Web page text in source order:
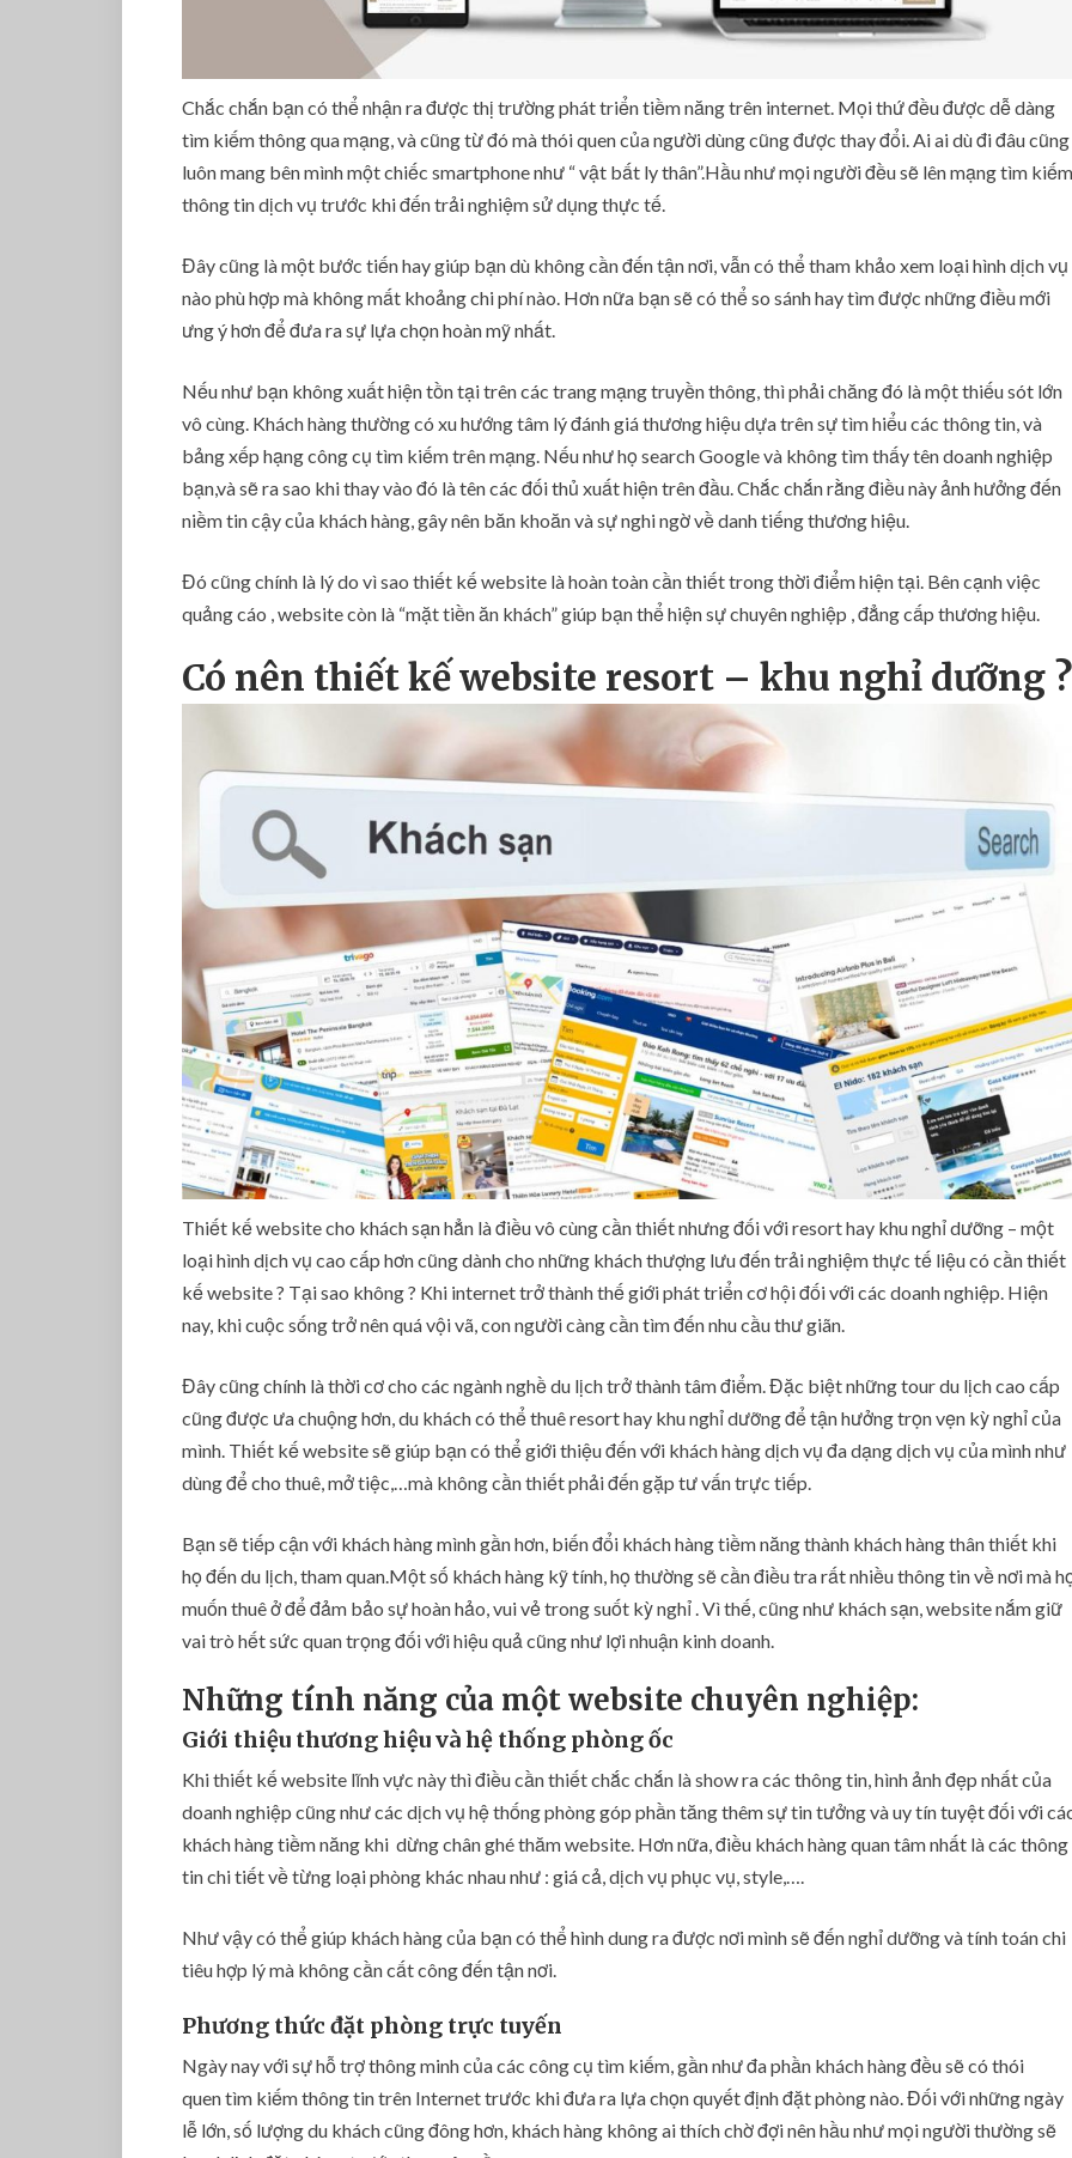
Chắc chắn bạn có thể nhận ra được thị trường phát triển tiềm năng trên internet. Mọi thứ đều được dễ dàng
tìm kiếm thông qua mạng, và cũng từ đó mà thói quen của người dùng cũng được thay đổi. Ai ai dù đi đâu cũng
luôn mang bên mình một chiếc smartphone như “ vật bất ly thân”.Hầu như mọi người đều sẽ lên mạng tìm kiếm
thông tin dịch vụ trước khi đến trải nghiệm sử dụng thực tế.
Đây cũng là một bước tiến hay giúp bạn dù không cần đến tận nơi, vẫn có thể tham khảo xem loại hình dịch vụ
nào phù hợp mà không mất khoảng chi phí nào. Hơn nữa bạn sẽ có thể so sánh hay tìm được những điều mới
ưng ý hơn để đưa ra sự lựa chọn hoàn mỹ nhất.
Nếu như bạn không xuất hiện tồn tại trên các trang mạng truyền thông, thì phải chăng đó là một thiếu sót lớn
vô cùng. Khách hàng thường có xu hướng tâm lý đánh giá thương hiệu dựa trên sự tìm hiểu các thông tin, và
bảng xếp hạng công cụ tìm kiếm trên mạng. Nếu như họ search Google và không tìm thấy tên doanh nghiệp
bạn,và sẽ ra sao khi thay vào đó là tên các đối thủ xuất hiện trên đầu. Chắc chắn rằng điều này ảnh hưởng đến
niềm tin cậy của khách hàng, gây nên băn khoăn và sự nghi ngờ về danh tiếng thương hiệu.
Đó cũng chính là lý do vì sao thiết kế website là hoàn toàn cần thiết trong thời điểm hiện tại. Bên cạnh việc
quảng cáo , website còn là “mặt tiền ăn khách” giúp bạn thể hiện sự chuyên nghiệp , đẳng cấp thương hiệu.
Có nên thiết kế website resort – khu nghỉ dưỡng ?
Thiết kế website cho khách sạn hẳn là điều vô cùng cần thiết nhưng đối với resort hay khu nghỉ dưỡng – một
loại hình dịch vụ cao cấp hơn cũng dành cho những khách thượng lưu đến trải nghiệm thực tế liệu có cần thiết
kế website ? Tại sao không ? Khi internet trở thành thế giới phát triển cơ hội đối với các doanh nghiệp. Hiện
nay, khi cuộc sống trở nên quá vội vã, con người càng cần tìm đến nhu cầu thư giãn.
Đây cũng chính là thời cơ cho các ngành nghề du lịch trở thành tâm điểm. Đặc biệt những tour du lịch cao cấp
cũng được ưa chuộng hơn, du khách có thể thuê resort hay khu nghỉ dưỡng để tận hưởng trọn vẹn kỳ nghỉ của
mình. Thiết kế website sẽ giúp bạn có thể giới thiệu đến với khách hàng dịch vụ đa dạng dịch vụ của mình như
dùng để cho thuê, mở tiệc,…mà không cần thiết phải đến gặp tư vấn trực tiếp.
Bạn sẽ tiếp cận với khách hàng mình gần hơn, biến đổi khách hàng tiềm năng thành khách hàng thân thiết khi
họ đến du lịch, tham quan.Một số khách hàng kỹ tính, họ thường sẽ cần điều tra rất nhiều thông tin về nơi mà
muốn thuê ở để đảm bảo sự hoàn hảo, vui vẻ trong suốt kỳ nghỉ . Vì thế, cũng như khách sạn, website nắm giữ
vai trò hết sức quan trọng đối với hiệu quả cũng như lợi nhuận kinh doanh.
Những tính năng của một website chuyên nghiệp:
Giới thiệu thương hiệuvà hệ thống phòng ốc
Khi thiết kế website lĩnh vực này thì điều cần thiết chắc chắn là show ra các thông tin, hình ảnh đẹp nhất của
doanh nghiệp cũng như các dịch vụ hệ thống phòng góp phần tăng thêm sự tin tưởng và uy tín tuyệt đối với
khách hàng tiềm năng khi dừng chân ghé thăm website. Hơn nữa, điều khách hàng quan tâm nhất là các thông
tin chi tiết về từng loại phòng khác nhau như : giá cả, dịch vụ phục vụ, style,….
Như vậy có thể giúp khách hàng của bạn có thể hình dung ra được nơi mình sẽ đến nghỉ dưỡng và tính toán chi
tiêu hợp lý mà không cần cất công đến tận nơi.
Phương thức đặt phòng trực tuyến
Ngày nay với sự hỗ trợ thông minh của các công cụ tìm kiếm, gần như đa phần khách hàng đều sẽ có thói
quen tìm kiếm thông tin trên Internet trước khi đưa ra lựa chọn quyết định đặt phòng nào. Đối với những ngày
lễ lớn, số lượng du khách cũng đông hơn, khách hàng không ai thích chờ đợi nên hầu như mọi người thường sẽ